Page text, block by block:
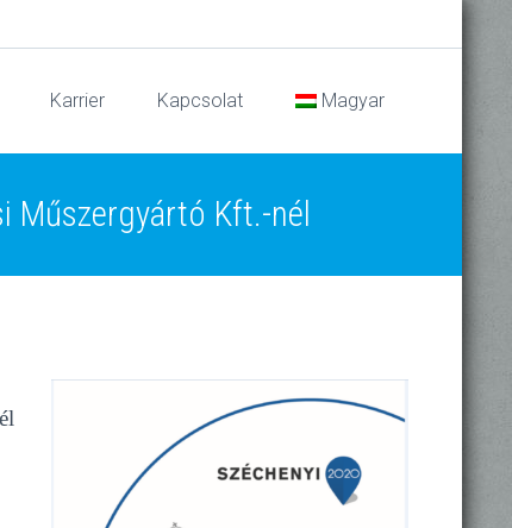
Karrier Kapcsolat Magyar
Műszergyártó Kft.-nél